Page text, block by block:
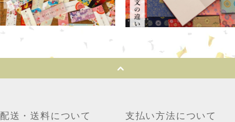
配送・送料について 支払い方法について